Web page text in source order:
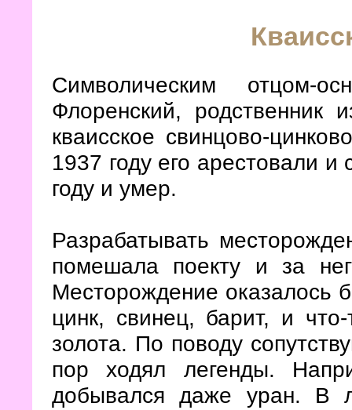
Символическим отцом-
Флоренский, родственник
кваисское свинцово-
1937 году его арестовали
году и умер.
Разрабатывать
помешала поекту и за
Месторождение оказалось
цинк, свинец, барит, и
золота. По поводу
пор ходял легенды.
добывался даже уран. В